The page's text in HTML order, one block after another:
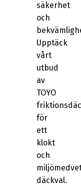
säkerhet
och
Upptäck
vårt
utbud
av
TOYO
för
ett
klokt
och
däckval.